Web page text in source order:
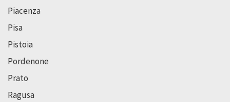
Piacenza
Pisa
Pistoia
Pordenone
Prato
Ragusa